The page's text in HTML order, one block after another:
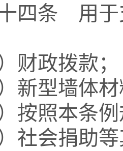
条 用于支
政拨款；
型墙体材
照本条例
会捐助等